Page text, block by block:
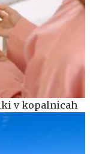
v kopalnicah